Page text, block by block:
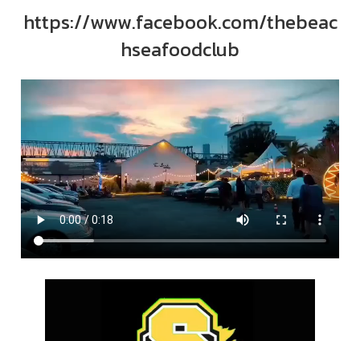
https://www.facebook.com/thebeac
hseafoodclub